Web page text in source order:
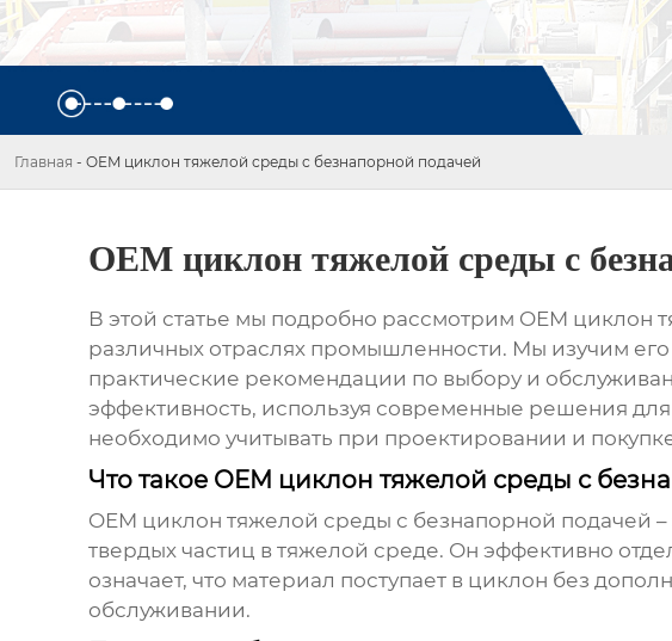
Главная - OEM циклон тяжелой среды с безнапорной подачей
OEM циклон тяжелой среды с
В этой статье мы подробно рассмотрим OEM циклон
различных отраслях промышленности. Мы изучим
практические рекомендации по выбору и
эффективность, используя современные решения
необходимо учитывать при проектировании и
Что такое OEM циклон тяжелой среды с
OEM циклон тяжелой среды с безнапорной подачей
твердых частиц в тяжелой среде. Он эффективно
означает, что материал поступает в циклон без
обслуживании.